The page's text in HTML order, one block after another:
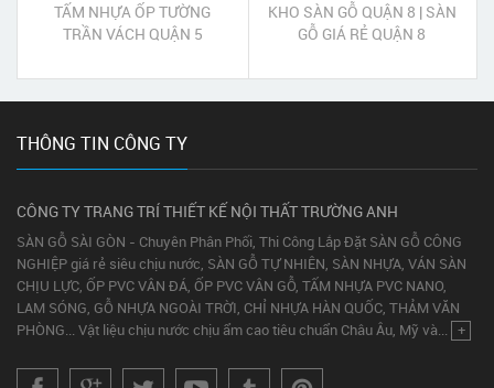
TẤM NHỰA ỐP TƯỜNG
TRẦN VÁCH QUẬN 5
KHO SÀN GỖ QUẬN 8 | SÀN
GỖ GIÁ RẺ QUẬN 8
THÔNG TIN CÔNG TY
CÔNG TY TRANG TRÍ THIẾT KẾ NỘI THẤT TRƯỜNG ANH
SÀN GỖ SÀI GÒN - Chuyên Phân Phối, Thi Công Lắp Đặt SÀN GỖ CÔNG
NGHIỆP giá rẻ siêu chịu nước, SÀN GỖ TỰ NHIÊN, SÀN NHỰA, VÁN SÀN
CHỊU LỰC, ỐP PVC VÂN ĐÁ, ỐP PVC VÂN GỖ, TẤM NHỰA PVC NANO,
LAM SÓNG, GỖ NHỰA NGOÀI TRỜI, CHỈ NHỰA HÀN QUỐC, THẢM VĂN
PHÒNG... Vật liệu chịu nước chịu ẩm cao tiêu chuẩn Châu Âu, Mỹ và... +